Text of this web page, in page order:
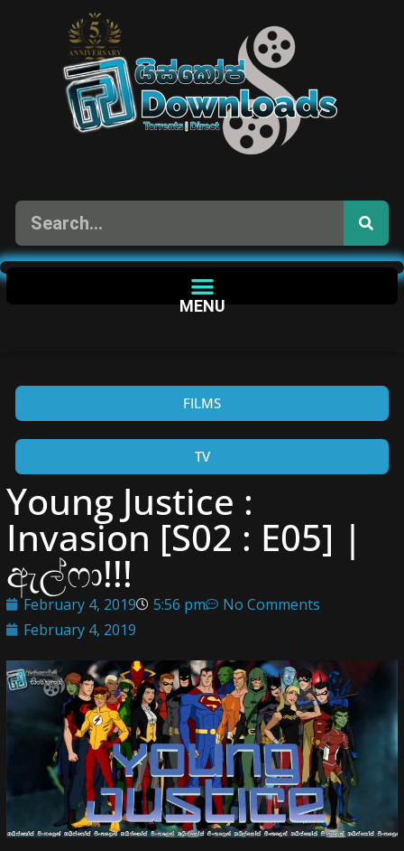
MENU
FILMS
TV
Young Justice :
Invasion [S02 : E05] |
ඇල්ෆා!!!
February 4, 2019 5:56 pm
No Comments
February 4, 2019